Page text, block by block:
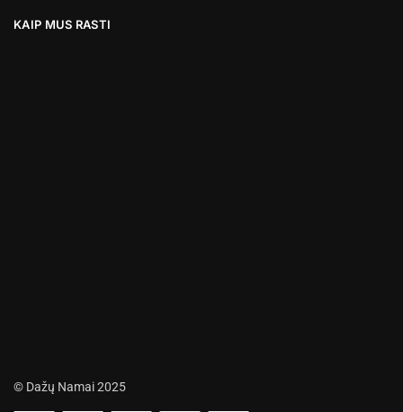
KAIP MUS RASTI
© Dažų Namai 2025